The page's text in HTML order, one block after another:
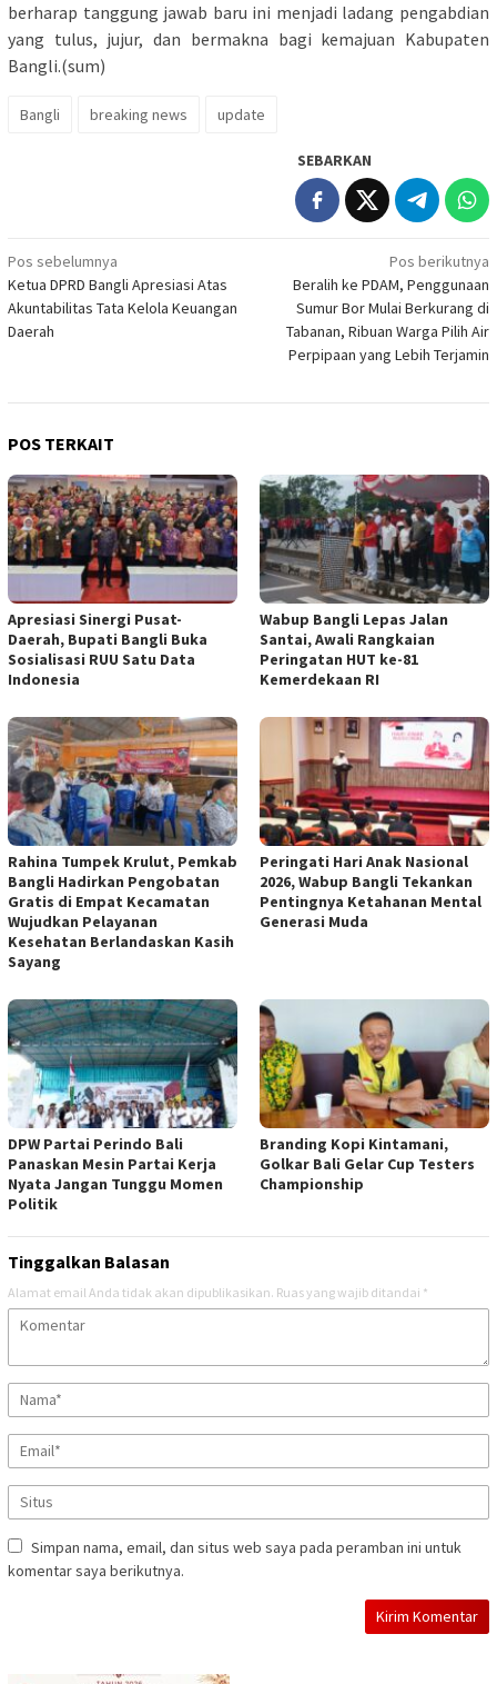
berharap tanggung jawab baru ini menjadi ladang pengabdian
yang tulus, jujur, dan bermakna bagi kemajuan Kabupaten
Bangli.(sum)
Bangli breaking news update
SEBARKAN
Navigasi
pos
Pos sebelumnya
Ketua DPRD Bangli Apresiasi Atas
Akuntabilitas Tata Kelola Keuangan
Daerah
Pos berikutnya
Beralih ke PDAM, Penggunaan
Sumur Bor Mulai Berkurang di
Tabanan, Ribuan Warga Pilih Air
Perpipaan yang Lebih Terjamin
POS TERKAIT
Apresiasi Sinergi Pusat-
Daerah, Bupati Bangli Buka
Sosialisasi RUU Satu Data
Indonesia
Wabup Bangli Lepas Jalan
Santai, Awali Rangkaian
Peringatan HUT ke-81
Kemerdekaan RI
Rahina Tumpek Krulut, Pemkab
Bangli Hadirkan Pengobatan
Gratis di Empat Kecamatan
Wujudkan Pelayanan
Kesehatan Berlandaskan Kasih
Sayang
Peringati Hari Anak Nasional
2026, Wabup Bangli Tekankan
Pentingnya Ketahanan Mental
Generasi Muda
DPW Partai Perindo Bali
Panaskan Mesin Partai Kerja
Nyata Jangan Tunggu Momen
Politik
Branding Kopi Kintamani,
Golkar Bali Gelar Cup Testers
Championship
Tinggalkan Balasan
Alamat email Anda tidak akan dipublikasikan. Ruas yang wajib ditandai *
Simpan nama, email, dan situs web saya pada peramban ini untuk
komentar saya berikutnya.